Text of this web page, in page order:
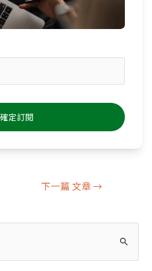
下一篇 文章→